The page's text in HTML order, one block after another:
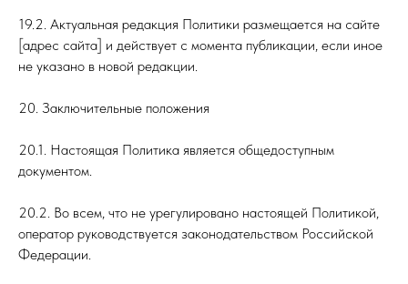
19.2. Актуальная редакция Политики размещается на сайте
[адрес сайта] и действует с момента публикации, если иное
не указано в новой редакции.
20. Заключительные положения
20.1. Настоящая Политика является общедоступным
документом.
20.2. Во всем, что не урегулировано настоящей Политикой,
оператор руководствуется законодательством Российской
Федерации.